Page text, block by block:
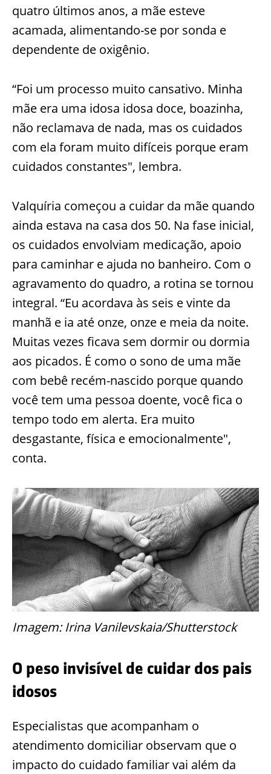
quatro últimos anos, a mãe esteve
acamada, alimentando-se por sonda e
dependente de oxigênio.
“Foi um processo muito cansativo. Minha
mãe era uma idosa idosa doce, boazinha,
não reclamava de nada, mas os cuidados
com ela foram muito difíceis porque eram
cuidados constantes", lembra.
Valquíria começou a cuidar da mãe quando
ainda estava na casa dos 50. Na fase inicial,
os cuidados envolviam medicação, apoio
para caminhar e ajuda no banheiro. Com o
agravamento do quadro, a rotina se tornou
integral. “Eu acordava às seis e vinte da
manhã e ia até onze, onze e meia da noite.
Muitas vezes ficava sem dormir ou dormia
aos picados. É como o sono de uma mãe
com bebê recém-nascido porque quando
você tem uma pessoa doente, você fica o
tempo todo em alerta. Era muito
desgastante, física e emocionalmente",
conta.
Imagem: Irina Vanilevskaia/Shutterstock
O peso invisível de cuidar dos pais
idosos
Especialistas que acompanham o
atendimento domiciliar observam que o
impacto do cuidado familiar vai além da